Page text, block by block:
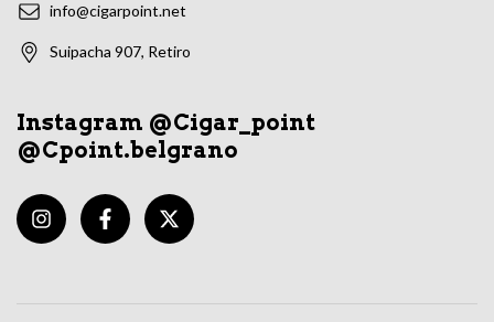
info@cigarpoint.net
Suipacha 907, Retiro
Instagram @Cigar_point
@Cpoint.belgrano